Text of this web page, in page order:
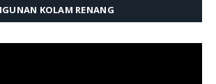
KOLAM RENANG